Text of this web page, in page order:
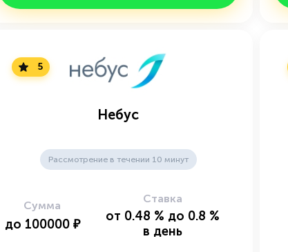
5
Небус
Рассмотрение в течении 10 минут
Сумма
до 100000 ₽
Ставка
от 0.48 % до 0.8 %
в день